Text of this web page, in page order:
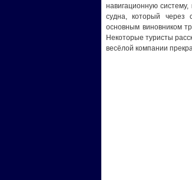
навигационную
судна, который через
основным виновником
Некоторые туристы
весёлой компании